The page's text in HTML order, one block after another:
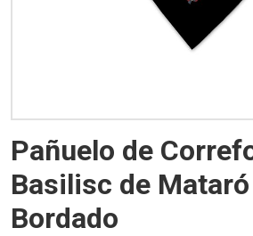
Pañuelo de
Basilisc de
Bordado